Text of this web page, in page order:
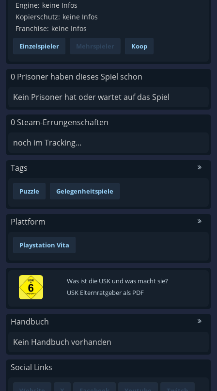
Engine: keine Infos
Kopierschutz: keine Infos
Franchise: keine Infos
Einzelspieler Mehrspieler Koop
0 Prisoner haben dieses Spiel schon
Kein Prisoner hat oder wartet auf das Spiel
0 Steam-Errungenschaften
noch im Tracking...
Tags
Puzzle Gelegenheitspiele
Plattform
Playstation Vita
Was ist die USK und was macht sie?
USK Elternratgeber als PDF
Handbuch
Kein Handbuch vorhanden
Social Links